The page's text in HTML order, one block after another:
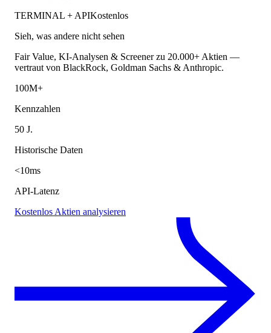
TERMINAL + APIKostenlos
Sieh, was andere nicht sehen
Fair Value, KI-Analysen & Screener zu 20.000+ Aktien —
vertraut von BlackRock, Goldman Sachs & Anthropic.
100M+
Kennzahlen
50 J.
Historische Daten
<10ms
API-Latenz
Kostenlos Aktien analysieren